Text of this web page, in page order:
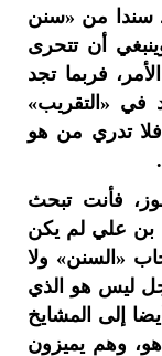
سندا من «سنن
أن تتحرى
فربما تجد
«التقريب»
تدري من هو
فأنت تبحث
بن علي لم يكن
«السنن» ولا
ليس هو الذي
إلى المشايخ
وهم يميزون